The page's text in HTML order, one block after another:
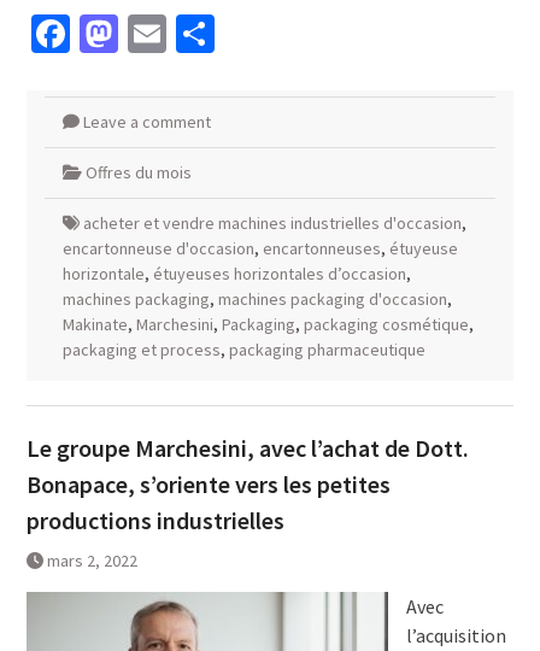
Facebook
Mastodon
EmailPartager
Leave a comment
Offres du mois
acheter et vendre machines industrielles d'occasion,
encartonneuse d'occasion, encartonneuses, étuyeuse
horizontale, étuyeuses horizontales d’occasion,
machines packaging, machines packaging d'occasion,
Makinate, Marchesini, Packaging, packaging cosmétique,
packaging et process, packaging pharmaceutique
Le groupe Marchesini, avec l’achat de Dott.
Bonapace, s’oriente vers les petites
productions industrielles
mars 2, 2022
Avec
l’acquisition